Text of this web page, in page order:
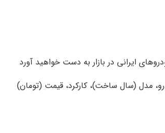
ایرانی در بازار به دست خواهید آورد
مدل (سال ساخت)، کارکرد، قیمت (تومان)